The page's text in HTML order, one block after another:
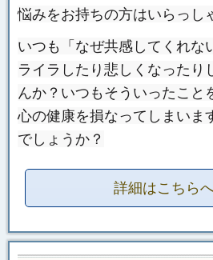
悩みをお持ちの方はいらっし
いつも「なぜ共感してくれな
ライラしたり悲しくなったり
んか？いつもそういったこと
心の健康を損なってしまいま
でしょうか？
詳細はこちら